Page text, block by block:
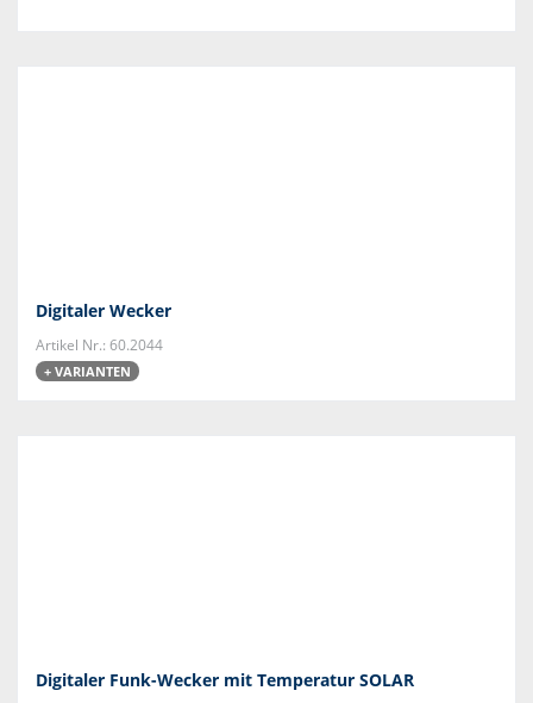
Digitaler Wecker
Artikel Nr.: 60.2044
+ VARIANTEN
Digitaler Funk-Wecker mit Temperatur SOLAR